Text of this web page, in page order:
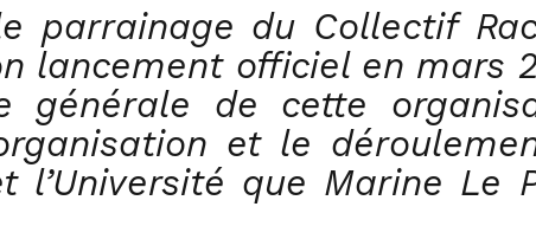
parrainage du Collectif
lancement officiel en mars
générale de cette
et le
l’Université que Marine Le